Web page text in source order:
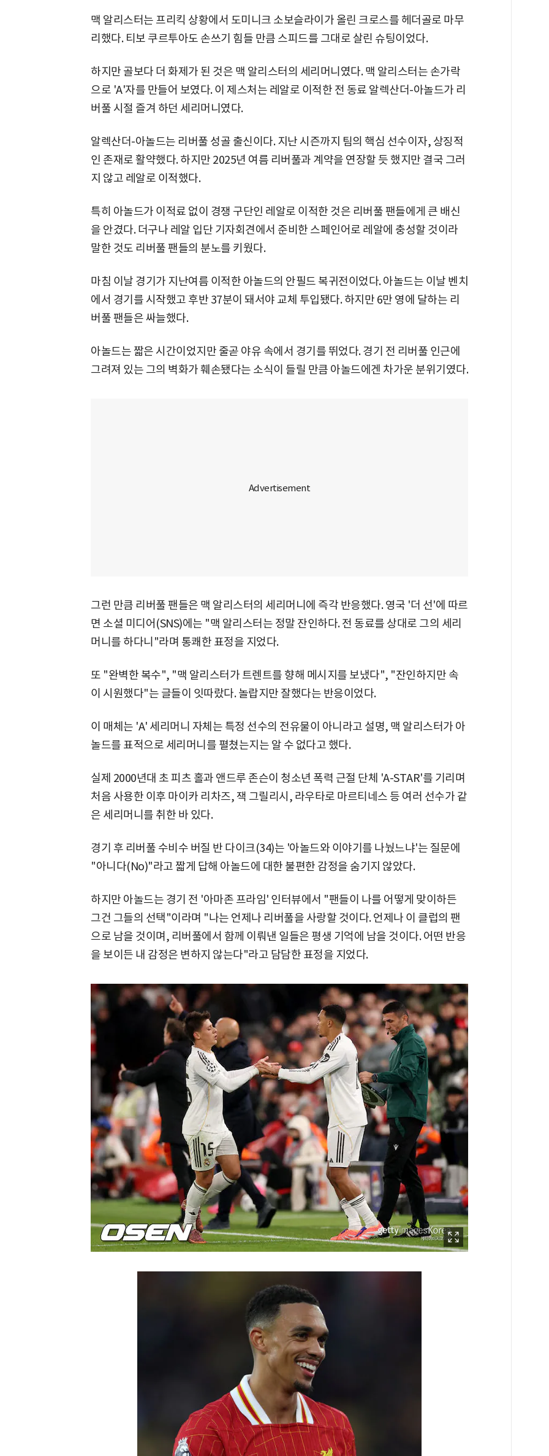
맥 알리스터는 프리킥 상황에서 도미니크 소보슬라이가 올린 크로스를 헤더골로 마무
리했다. 티보 쿠르투아도 손쓰기 힘들 만큼 스피드를 그대로 살린 슈팅이었다.
하지만 골보다 더 화제가 된 것은 맥 알리스터의 세리머니였다. 맥 알리스터는 손가락
으로 'A'자를 만들어 보였다. 이 제스처는 레알로 이적한 전 동료 알렉산더-아놀드가 리
버풀 시절 즐겨 하던 세리머니였다.
알렉산더-아놀드는 리버풀 성골 출신이다. 지난 시즌까지 팀의 핵심 선수이자, 상징적
인 존재로 활약했다. 하지만 2025년 여름 리버풀과 계약을 연장할 듯 했지만 결국 그러
지 않고 레알로 이적했다.
특히 아놀드가 이적료 없이 경쟁 구단인 레알로 이적한 것은 리버풀 팬들에게 큰 배신
을 안겼다. 더구나 레알 입단 기자회견에서 준비한 스페인어로 레알에 충성할 것이라
말한 것도 리버풀 팬들의 분노를 키웠다.
마침 이날 경기가 지난여름 이적한 아놀드의 안필드 복귀전이었다. 아놀드는 이날 벤치
에서 경기를 시작했고 후반 37분이 돼서야 교체 투입됐다. 하지만 6만 영에 달하는 리
버풀 팬들은 싸늘했다.
아놀드는 짧은 시간이었지만 줄곧 야유 속에서 경기를 뛰었다. 경기 전 리버풀 인근에
그려져 있는 그의 벽화가 훼손됐다는 소식이 들릴 만큼 아놀드에겐 차가운 분위기였다.
그런 만큼 리버풀 팬들은 맥 알리스터의 세리머니에 즉각 반응했다. 영국 '더 선'에 따르
면 소셜 미디어(SNS)에는 "맥 알리스터는 정말 잔인하다. 전 동료를 상대로 그의 세리
머니를 하다니"라며 통쾌한 표정을 지었다.
또 "완벽한 복수", "맥 알리스터가 트렌트를 향해 메시지를 보냈다", "잔인하지만 속
이 시원했다"는 글들이 잇따랐다. 놀랍지만 잘했다는 반응이었다.
이 매체는 'A' 세리머니 자체는 특정 선수의 전유물이 아니라고 설명, 맥 알리스터가 아
놀드를 표적으로 세리머니를 펼쳤는지는 알 수 없다고 했다.
실제 2000년대 초 피츠 홀과 앤드루 존슨이 청소년 폭력 근절 단체 'A-STAR'를 기리며
처음 사용한 이후 마이카 리차즈, 잭 그릴리시, 라우타로 마르티네스 등 여러 선수가 같
은 세리머니를 취한 바 있다.
경기 후 리버풀 수비수 버질 반 다이크(34)는 '아놀드와 이야기를 나눴느냐'는 질문에
"아니다(No)"라고 짧게 답해 아놀드에 대한 불편한 감정을 숨기지 않았다.
하지만 아놀드는 경기 전 '아마존 프라임' 인터뷰에서 "팬들이 나를 어떻게 맞이하든
그건 그들의 선택"이라며 "나는 언제나 리버풀을 사랑할 것이다. 언제나 이 클럽의 팬
으로 남을 것이며, 리버풀에서 함께 이뤄낸 일들은 평생 기억에 남을 것이다. 어떤 반응
을 보이든 내 감정은 변하지 않는다"라고 담담한 표정을 지었다.